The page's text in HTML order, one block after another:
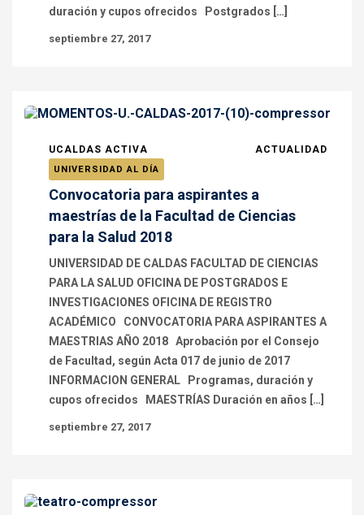
duración y cupos ofrecidos Postgrados […]
septiembre 27, 2017
UCALDAS ACTIVA ACTUALIDAD
UNIVERSIDAD AL DÍA
Convocatoria para aspirantes a
maestrías de la Facultad de Ciencias
para la Salud 2018
UNIVERSIDAD DE CALDAS FACULTAD DE CIENCIAS
PARA LA SALUD OFICINA DE POSTGRADOS E
INVESTIGACIONES OFICINA DE REGISTRO
ACADÉMICO CONVOCATORIA PARA ASPIRANTES A
MAESTRIAS AÑO 2018 Aprobación por el Consejo
de Facultad, según Acta 017 de junio de 2017
INFORMACION GENERAL Programas, duración y
cupos ofrecidos MAESTRÍAS Duración en años […]
septiembre 27, 2017